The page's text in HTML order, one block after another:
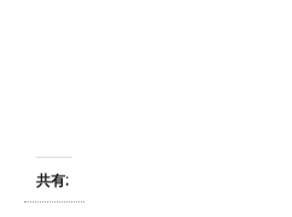
共有: